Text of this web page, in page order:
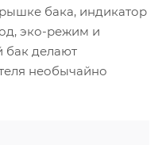
бака, индикатор
эко-режим и
бак делают
необычайно